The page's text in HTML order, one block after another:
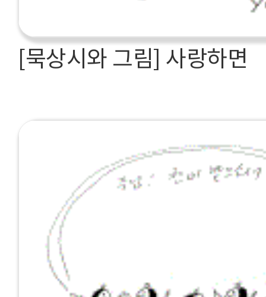
[묵상시와 그림] 사랑하면